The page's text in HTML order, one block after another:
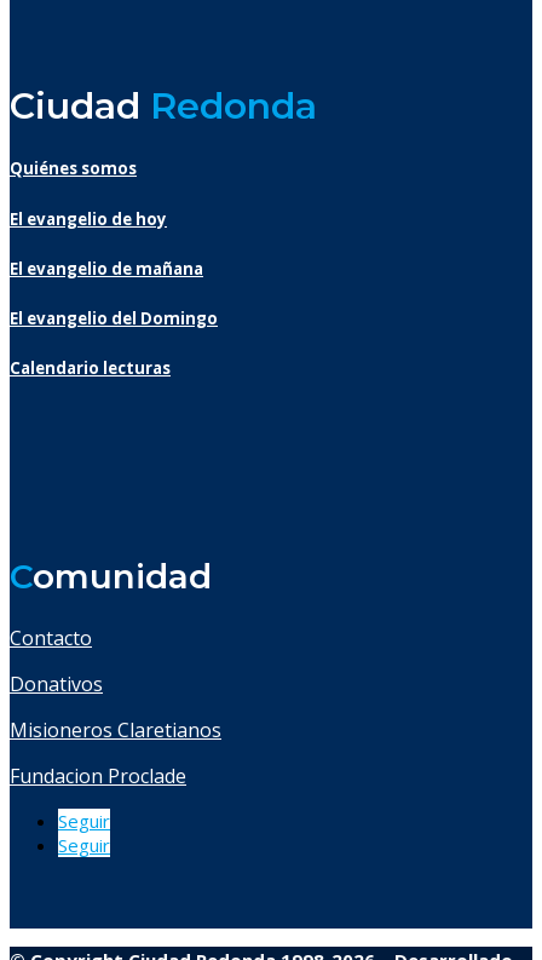
Ciudad Redonda
Quiénes somos
El evangelio de hoy
El evangelio de mañana
El evangelio del Domingo
Calendario lecturas
Comunidad
Contacto
Donativos
Misioneros Claretianos
Fundacion Proclade
Seguir
Seguir